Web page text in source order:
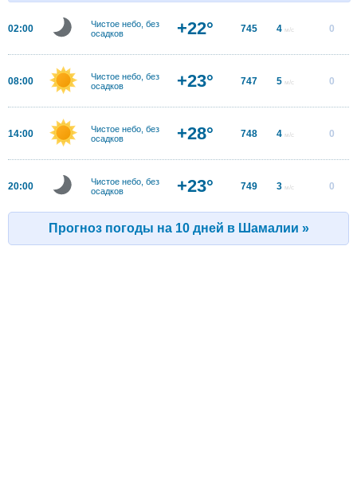
02:00
Чистое небо, без
осадков
+22° 745 4 м/с 0
08:00
Чистое небо, без
осадков
+23° 747 5 м/с 0
14:00
Чистое небо, без
осадков
+28° 748 4 м/с 0
20:00
Чистое небо, без
осадков
+23° 749 3 м/с 0
Прогноз погоды на 10 дней в Шамалии »